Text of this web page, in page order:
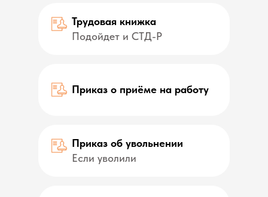
Если уволили
Приказ об увольнении
Приказ о приёме на работу
Подойдет и СТД-Р
Трудовая книжка